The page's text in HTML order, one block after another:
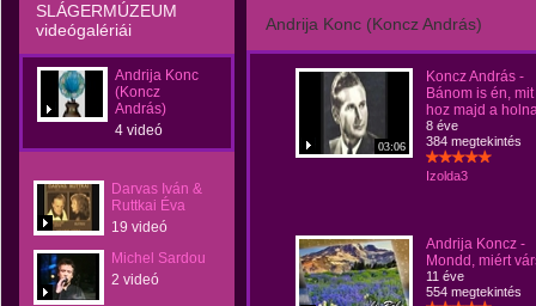
SLÁGERMÚZEUM
videógalériái
Andrija Konc
(Koncz
András)
4 videó
Darvas Iván &
Ruttkai Éva
19 videó
Michel Sardou
2 videó
Andrija Konc (Koncz András)
03:06
Koncz András -
Bánom is én, mit
hoz majd a
8 éve
384 megtekintés
Izolda3
Andrija Koncz -
Mondd, miért
11 éve
554 megtekintés